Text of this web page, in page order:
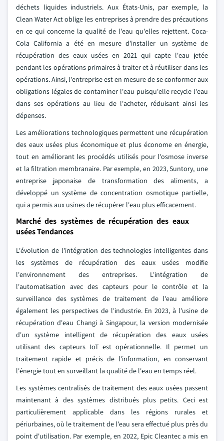
déchets liquides industriels. Aux États-Unis, par exemple, la
Clean Water Act oblige les entreprises à prendre des précautions
en ce qui concerne la qualité de l'eau qu'elles rejettent. Coca-
Cola California a été en mesure d'installer un système de
récupération des eaux usées en 2021 qui capte l'eau jetée
pendant les opérations primaires à traiter et à réutiliser dans les
opérations. Ainsi, l'entreprise est en mesure de se conformer aux
obligations légales de contaminer l'eau puisqu'elle recycle l'eau
dans ses opérations au lieu de l'acheter, réduisant ainsi les
dépenses.
Les améliorations technologiques permettent une récupération
des eaux usées plus économique et plus économe en énergie,
tout en améliorant les procédés utilisés pour l'osmose inverse
et la filtration membranaire. Par exemple, en 2023, Suntory, une
entreprise japonaise de transformation des aliments, a
développé un système de concentration osmotique partielle,
qui a permis aux usines de récupérer l'eau plus efficacement.
Marché des systèmes de récupération des eaux
usées Tendances
L'évolution de l'intégration des technologies intelligentes dans
les systèmes de récupération des eaux usées modifie
l'environnement des entreprises. L'intégration de
l'automatisation avec des capteurs pour le contrôle et la
surveillance des systèmes de traitement de l'eau améliore
également les perspectives de l'industrie. En 2023, à l'usine de
récupération d'eau Changi à Singapour, la version modernisée
d'un système intelligent de récupération des eaux usées
utilisant des capteurs IoT est opérationnelle. Il permet un
traitement rapide et précis de l'information, en conservant
l'énergie tout en surveillant la qualité de l'eau en temps réel.
Les systèmes centralisés de traitement des eaux usées passent
maintenant à des systèmes distribués plus petits. Ceci est
particulièrement applicable dans les régions rurales et
périurbaines, où le traitement de l'eau sera effectué plus près du
point d'utilisation. Par exemple, en 2022, Epic Cleantec a mis en